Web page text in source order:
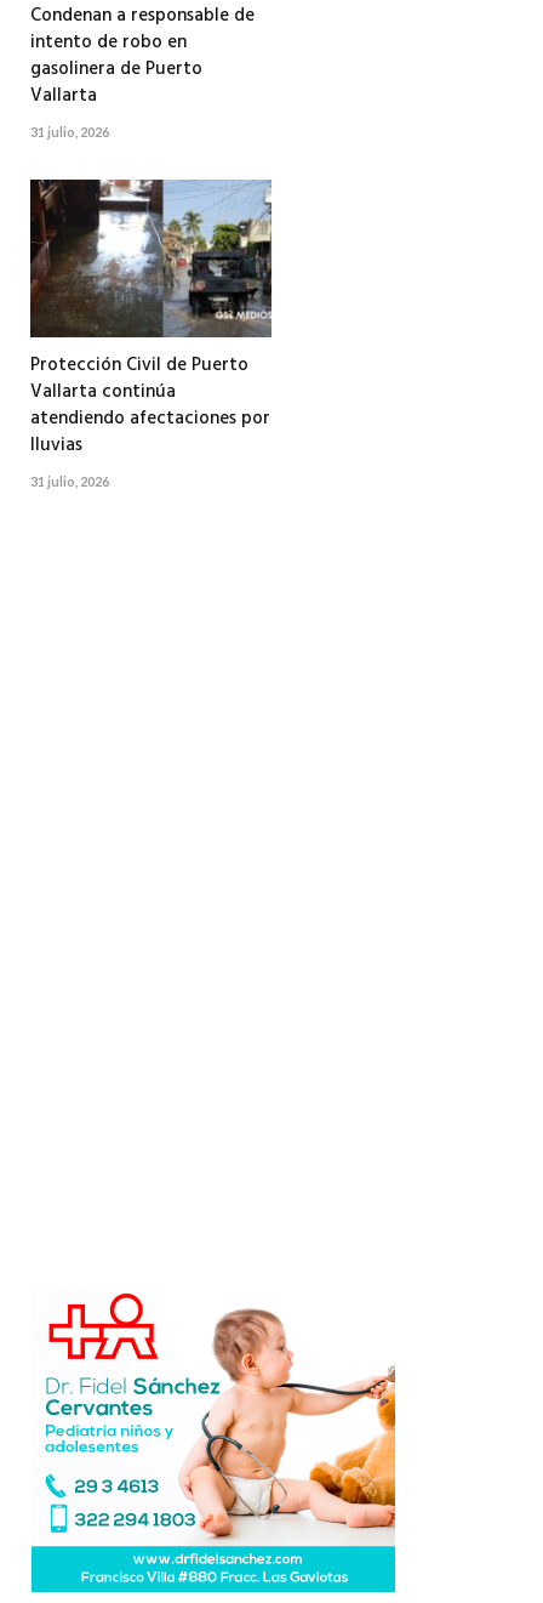
Condenan a responsable de
intento de robo en
gasolinera de Puerto
Vallarta
31 julio, 2026
Protección Civil de Puerto
Vallarta continúa
atendiendo afectaciones por
lluvias
31 julio, 2026